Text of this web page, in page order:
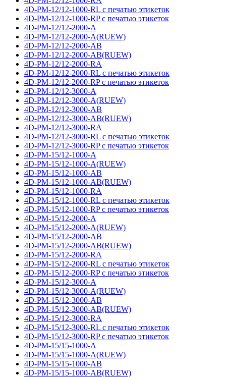
4D-PM-12/12-1000-RL с печатью этикеток
4D-PM-12/12-1000-RP с печатью этикеток
4D-PM-12/12-2000-A
4D-PM-12/12-2000-A(RUEW)
4D-PM-12/12-2000-AB
4D-PM-12/12-2000-AB(RUEW)
4D-PM-12/12-2000-RA
4D-PM-12/12-2000-RL с печатью этикеток
4D-PM-12/12-2000-RP с печатью этикеток
4D-PM-12/12-3000-A
4D-PM-12/12-3000-A(RUEW)
4D-PM-12/12-3000-AB
4D-PM-12/12-3000-AB(RUEW)
4D-PM-12/12-3000-RA
4D-PM-12/12-3000-RL с печатью этикеток
4D-PM-12/12-3000-RP с печатью этикеток
4D-PM-15/12-1000-A
4D-PM-15/12-1000-A(RUEW)
4D-PM-15/12-1000-AB
4D-PM-15/12-1000-AB(RUEW)
4D-PM-15/12-1000-RA
4D-PM-15/12-1000-RL с печатью этикеток
4D-PM-15/12-1000-RP с печатью этикеток
4D-PM-15/12-2000-A
4D-PM-15/12-2000-A(RUEW)
4D-PM-15/12-2000-AB
4D-PM-15/12-2000-AB(RUEW)
4D-PM-15/12-2000-RA
4D-PM-15/12-2000-RL с печатью этикеток
4D-PM-15/12-2000-RP с печатью этикеток
4D-PM-15/12-3000-A
4D-PM-15/12-3000-A(RUEW)
4D-PM-15/12-3000-AB
4D-PM-15/12-3000-AB(RUEW)
4D-PM-15/12-3000-RA
4D-PM-15/12-3000-RL с печатью этикеток
4D-PM-15/12-3000-RP с печатью этикеток
4D-PM-15/15-1000-A
4D-PM-15/15-1000-A(RUEW)
4D-PM-15/15-1000-AB
4D-PM-15/15-1000-AB(RUEW)